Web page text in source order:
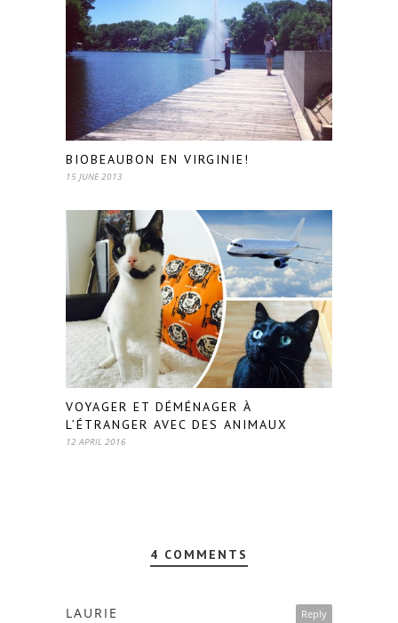
BIOBEAUBON EN VIRGINIE!
15 JUNE 2013
VOYAGER ET DÉMÉNAGER À
L’ÉTRANGER AVEC DES ANIMAUX
12 APRIL 2016
4 COMMENTS
Reply
LAURIE